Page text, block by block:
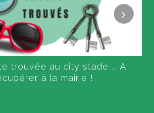
trouvée au city stade …. A
à la mairie !